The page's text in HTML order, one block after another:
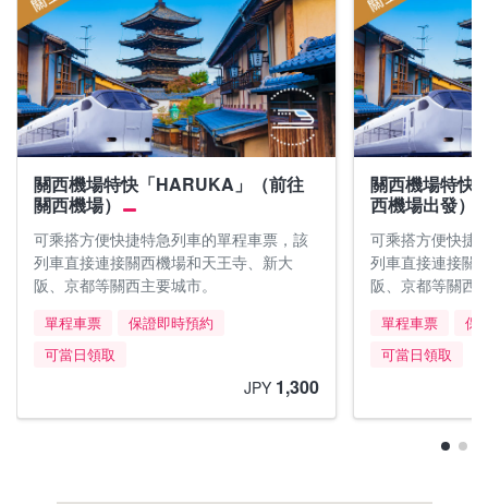
關西機場特快「HARUKA」（前往
關西機場）
可乘搭方便快捷特急列車的單程車票，該
列車直接連接關西機場和天王寺、新大
阪、京都等關西主要城市。
單程車票
保證即時預約
可當日領取
JPY 1,300
關西機場特快
西機場出發）
可乘搭方便快捷
列車直接連接關
阪、京都等關西
單程車票
保
可當日領取